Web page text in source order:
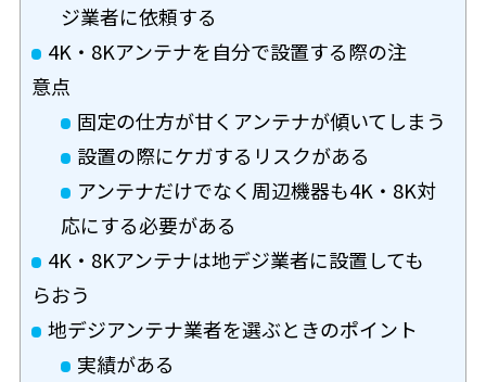
ジ業者に依頼する
4K・8Kアンテナを自分で設置する際の注
意点
固定の仕方が甘くアンテナが傾いてしまう
設置の際にケガするリスクがある
アンテナだけでなく周辺機器も4K・8K対
応にする必要がある
4K・8Kアンテナは地デジ業者に設置しても
らおう
地デジアンテナ業者を選ぶときのポイント
実績がある